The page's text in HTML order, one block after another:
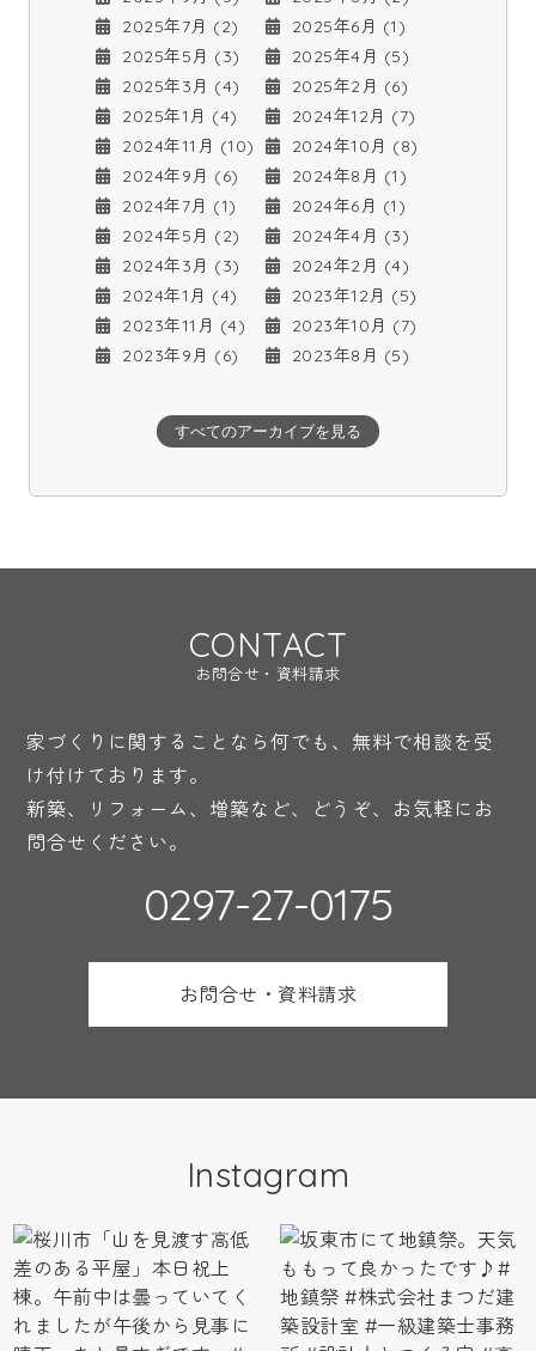
2025年7月 (2)
2025年6月 (1)
2025年5月 (3)
2025年4月 (5)
2025年3月 (4)
2025年2月 (6)
2025年1月 (4)
2024年12月 (7)
2024年11月 (10)
2024年10月 (8)
2024年9月 (6)
2024年8月 (1)
2024年7月 (1)
2024年6月 (1)
2024年5月 (2)
2024年4月 (3)
2024年3月 (3)
2024年2月 (4)
2024年1月 (4)
2023年12月 (5)
2023年11月 (4)
2023年10月 (7)
2023年9月 (6)
2023年8月 (5)
すべてのアーカイブを見る
CONTACT
お問合せ・資料請求
家づくりに関することなら何でも、無料で相談を受
け付けております。
新築、リフォーム、増築など、どうぞ、お気軽にお
問合せください。
0297-27-0175
お問合せ・資料請求
Instagram